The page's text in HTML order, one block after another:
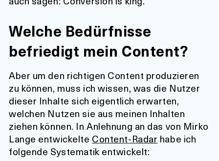
Welche Bedürfnisse
befriedigt mein Content?
Aber um den richtigen Content produzieren
zu können, muss ich wissen, was die Nutzer
dieser Inhalte sich eigentlich erwarten,
welchen Nutzen sie aus meinen Inhalten
ziehen können. In Anlehnung an das von Mirko
Lange entwickelte Content-Radar habe ich
folgende Systematik entwickelt: